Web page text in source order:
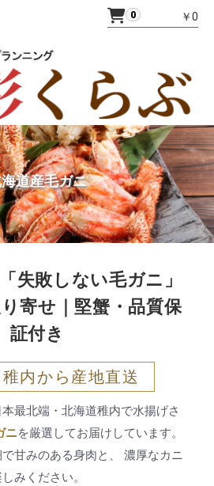
0 ￥0
道産毛ガニ
失敗しない毛ガニ」
寄せ｜堅蟹・品質保
証付き
内から産地直送
最北端・北海道稚内で水揚げさ
ニを厳選してお届けしています。
甘みのある身肉と、 濃厚なカニ
みください。